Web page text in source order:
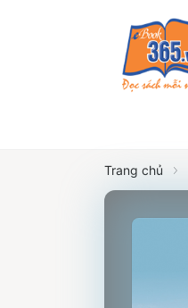
Trang chủ